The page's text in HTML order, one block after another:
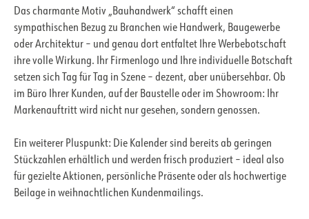
Das charmante Motiv „Bauhandwerk“ schafft einen
sympathischen Bezug zu Branchen wie Handwerk, Baugewerbe
oder Architektur – und genau dort entfaltet Ihre Werbebotschaft
ihre volle Wirkung. Ihr Firmenlogo und Ihre individuelle Botschaft
setzen sich Tag für Tag in Szene – dezent, aber unübersehbar. Ob
im Büro Ihrer Kunden, auf der Baustelle oder im Showroom: Ihr
Markenauftritt wird nicht nur gesehen, sondern genossen.
Ein weiterer Pluspunkt: Die Kalender sind bereits ab geringen
Stückzahlen erhältlich und werden frisch produziert – ideal also
für gezielte Aktionen, persönliche Präsente oder als hochwertige
Beilage in weihnachtlichen Kundenmailings.